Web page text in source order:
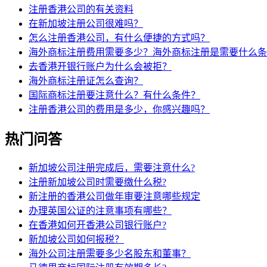
注册香港公司的有关资料
在新加坡注册公司很难吗？
怎么注册香港公司，有什么便捷的方式吗？
海外商标注册费用需要多少？海外商标注册是需要什么
去香港开银行账户为什么会被拒？
海外商标注册证怎么查询？
国际商标注册要注意什么？有什么条件？
注册香港公司的费用是多少，你感兴趣吗？
热门问答
新加坡公司注册完成后，需要注意什么?
注册新加坡公司时需要缴什么税?
新注册的香港公司做年审要注意哪些规定
办理英国公证的注意事项有哪些？
在香港如何开香港公司银行账户?
新加坡公司如何报税？
海外公司注册需要多少名股东和董事？